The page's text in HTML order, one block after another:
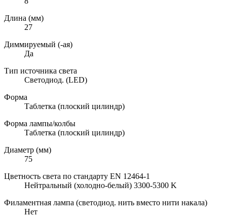
Длина (мм)
27
Диммируемый (-ая)
Да
Тип источника света
Светодиод. (LED)
Форма
Таблетка (плоский цилиндр)
Форма лампы/колбы
Таблетка (плоский цилиндр)
Диаметр (мм)
75
Цветность света по стандарту EN 12464-1
Нейтральный (холодно-белый) 3300-5300 K
Филаментная лампа (светодиод. нить вместо нити накала)
Нет